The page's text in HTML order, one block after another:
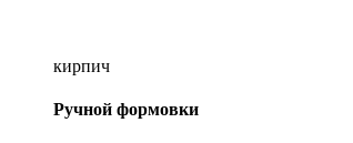
кирпич
Ручной формовки